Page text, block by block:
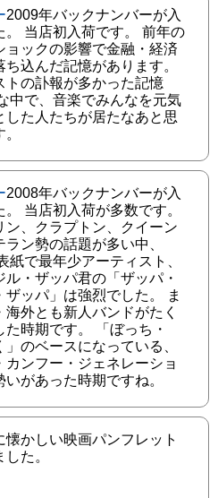
2009年バックナンバーが入
。 当店初入荷です。 前年の
ョックの影響で金融・経済
ち込んだ記憶があります。
トの訃報が多かった記憶
中で、音楽でみんなを元気
した人たちが居たなあと思
2008年バックナンバーが入
。 当店初入荷が多数です。
ン、クラプトン、クイーン
ラン勢の話題が多い中、
紙で最年少アーティスト、
ル・ザッパ君の「ザッパ・
ザッパ」は強烈でした。 ま
海外とも新人バンドがたく
た時期です。 「ぼっち・
」のベースになっている、
カンフー・ジェネレーショ
いがあった時期ですね。
懐かしい映画パンフレット
た。